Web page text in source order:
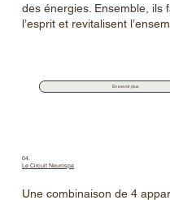
des énergies. Ensemble, ils
l’esprit et revitalisent
En savoir plus
04.
Le Circuit Neurospa
Une combinaison de 4